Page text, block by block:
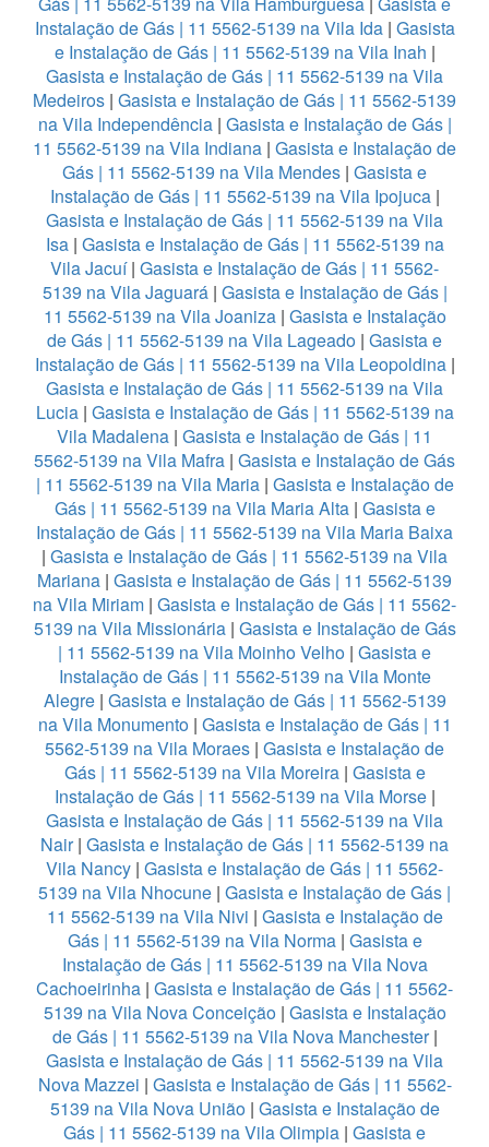
Instalação de Gás | 11 5562-5139 na Vila Ida| Gasista
e Instalação de Gás | 11 5562-5139 na Vila Inah |
Gasista e Instalação de Gás | 11 5562-5139 na Vila
Medeiros | Gasista e Instalação de Gás | 11 5562-5139
na Vila Independência| Gasista e Instalação de Gás |
11 5562-5139 na Vila Indiana | Gasista e Instalação de
Gás | 11 5562-5139 na Vila Mendes | Gasista e
Instalação de Gás | 11 5562-5139 na Vila Ipojuca|
Gasista e Instalação de Gás | 11 5562-5139 na Vila
Isa| Gasista e Instalação de Gás | 11 5562-5139 na
Vila Jacuí| Gasista e Instalação de Gás | 11 5562-
5139 na Vila Jaguará| Gasista e Instalação de Gás |
11 5562-5139 na Vila Joaniza| Gasista e Instalação
de Gás | 11 5562-5139 na Vila Lageado | Gasista e
Instalação de Gás | 11 5562-5139 na Vila Leopoldina|
Gasista e Instalação de Gás | 11 5562-5139 na Vila
Lucia| Gasista e Instalação de Gás | 11 5562-5139 na
Vila Madalena | Gasista e Instalação de Gás | 11
5562-5139 na Vila Mafra | Gasista e Instalação de Gás
| 11 5562-5139 na Vila Maria| Gasista e Instalação de
Gás | 11 5562-5139 na Vila Maria Alta| Gasista e
Instalação de Gás | 11 5562-5139 na Vila Maria Baixa
| Gasista e Instalação de Gás | 11 5562-5139 na Vila
Mariana | Gasista e Instalação de Gás | 11 5562-5139
na Vila Miriam | Gasista e Instalação de Gás | 11 5562-
5139 na Vila Missionária| Gasista e Instalação de Gás
| 11 5562-5139 na Vila Moinho Velho | Gasista e
Instalação de Gás | 11 5562-5139 na Vila Monte
Alegre| Gasista e Instalação de Gás | 11 5562-5139
na Vila Monumento| Gasista e Instalação de Gás | 11
5562-5139 na Vila Moraes | Gasista e Instalação de
Gás | 11 5562-5139 na Vila Moreira| Gasista e
Instalação de Gás | 11 5562-5139 na Vila Morse|
Gasista e Instalação de Gás | 11 5562-5139 na Vila
Nair| Gasista e Instalação de Gás | 11 5562-5139 na
Vila Nancy | Gasista e Instalação de Gás | 11 5562-
5139 na Vila Nhocune | Gasista e Instalação de Gás |
11 5562-5139 na Vila Nivi | Gasista e Instalação de
Gás | 11 5562-5139 na Vila Norma| Gasista e
Instalação de Gás | 11 5562-5139 na Vila Nova
Cachoeirinha | Gasista e Instalação de Gás | 11 5562-
5139 na Vila Nova Conceição| Gasista e Instalação
de Gás | 11 5562-5139 na Vila Nova Manchester|
Gasista e Instalação de Gás | 11 5562-5139 na Vila
Nova Mazzei | Gasista e Instalação de Gás | 11 5562-
5139 na Vila Nova União| Gasista e Instalação de
Gás | 11 5562-5139 na Vila Olimpia | Gasista e